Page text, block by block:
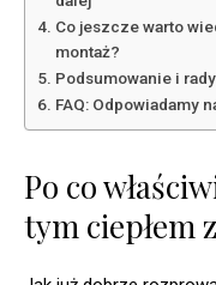
Co jeszcze warto
montaż?
Podsumowanie i
FAQ: Odpowiadamy
Po co
tym ciepłem